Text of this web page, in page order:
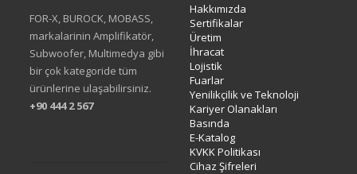
FOR-X, BUROCK, MOBASS,
markalarinin Amplifikatör,
Subwoofer, Multimedya gibi
bir çok kategoride tüm
ürünlerine ulaşabilirsiniz.
+90 444 2 567
Hakkımızda
Sertifikalar
Üretim
İhracat
Lojistik
Fuarlar
Yenilikçilik ve Teknoloji
Kariyer Olanakları
Basında
E-Katalog
KVKK Politikası
Cihaz Şifreleri